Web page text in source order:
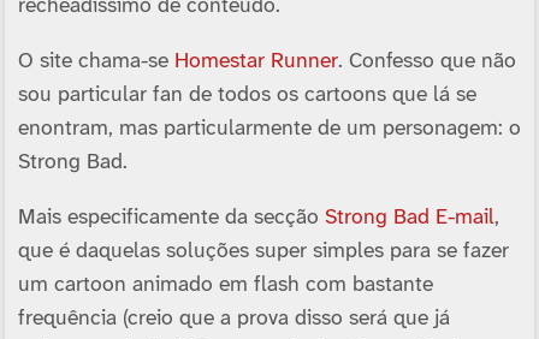
recheadíssimo de conteúdo.
O site chama-se Homestar Runner. Confesso que não
sou particular fan de todos os cartoons que lá se
enontram, mas particularmente de um personagem: o
Strong Bad.
Mais especificamente da secção Strong Bad E-mail,
que é daquelas soluções super simples para se fazer
um cartoon animado em flash com bastante
frequência (creio que a prova disso será que já